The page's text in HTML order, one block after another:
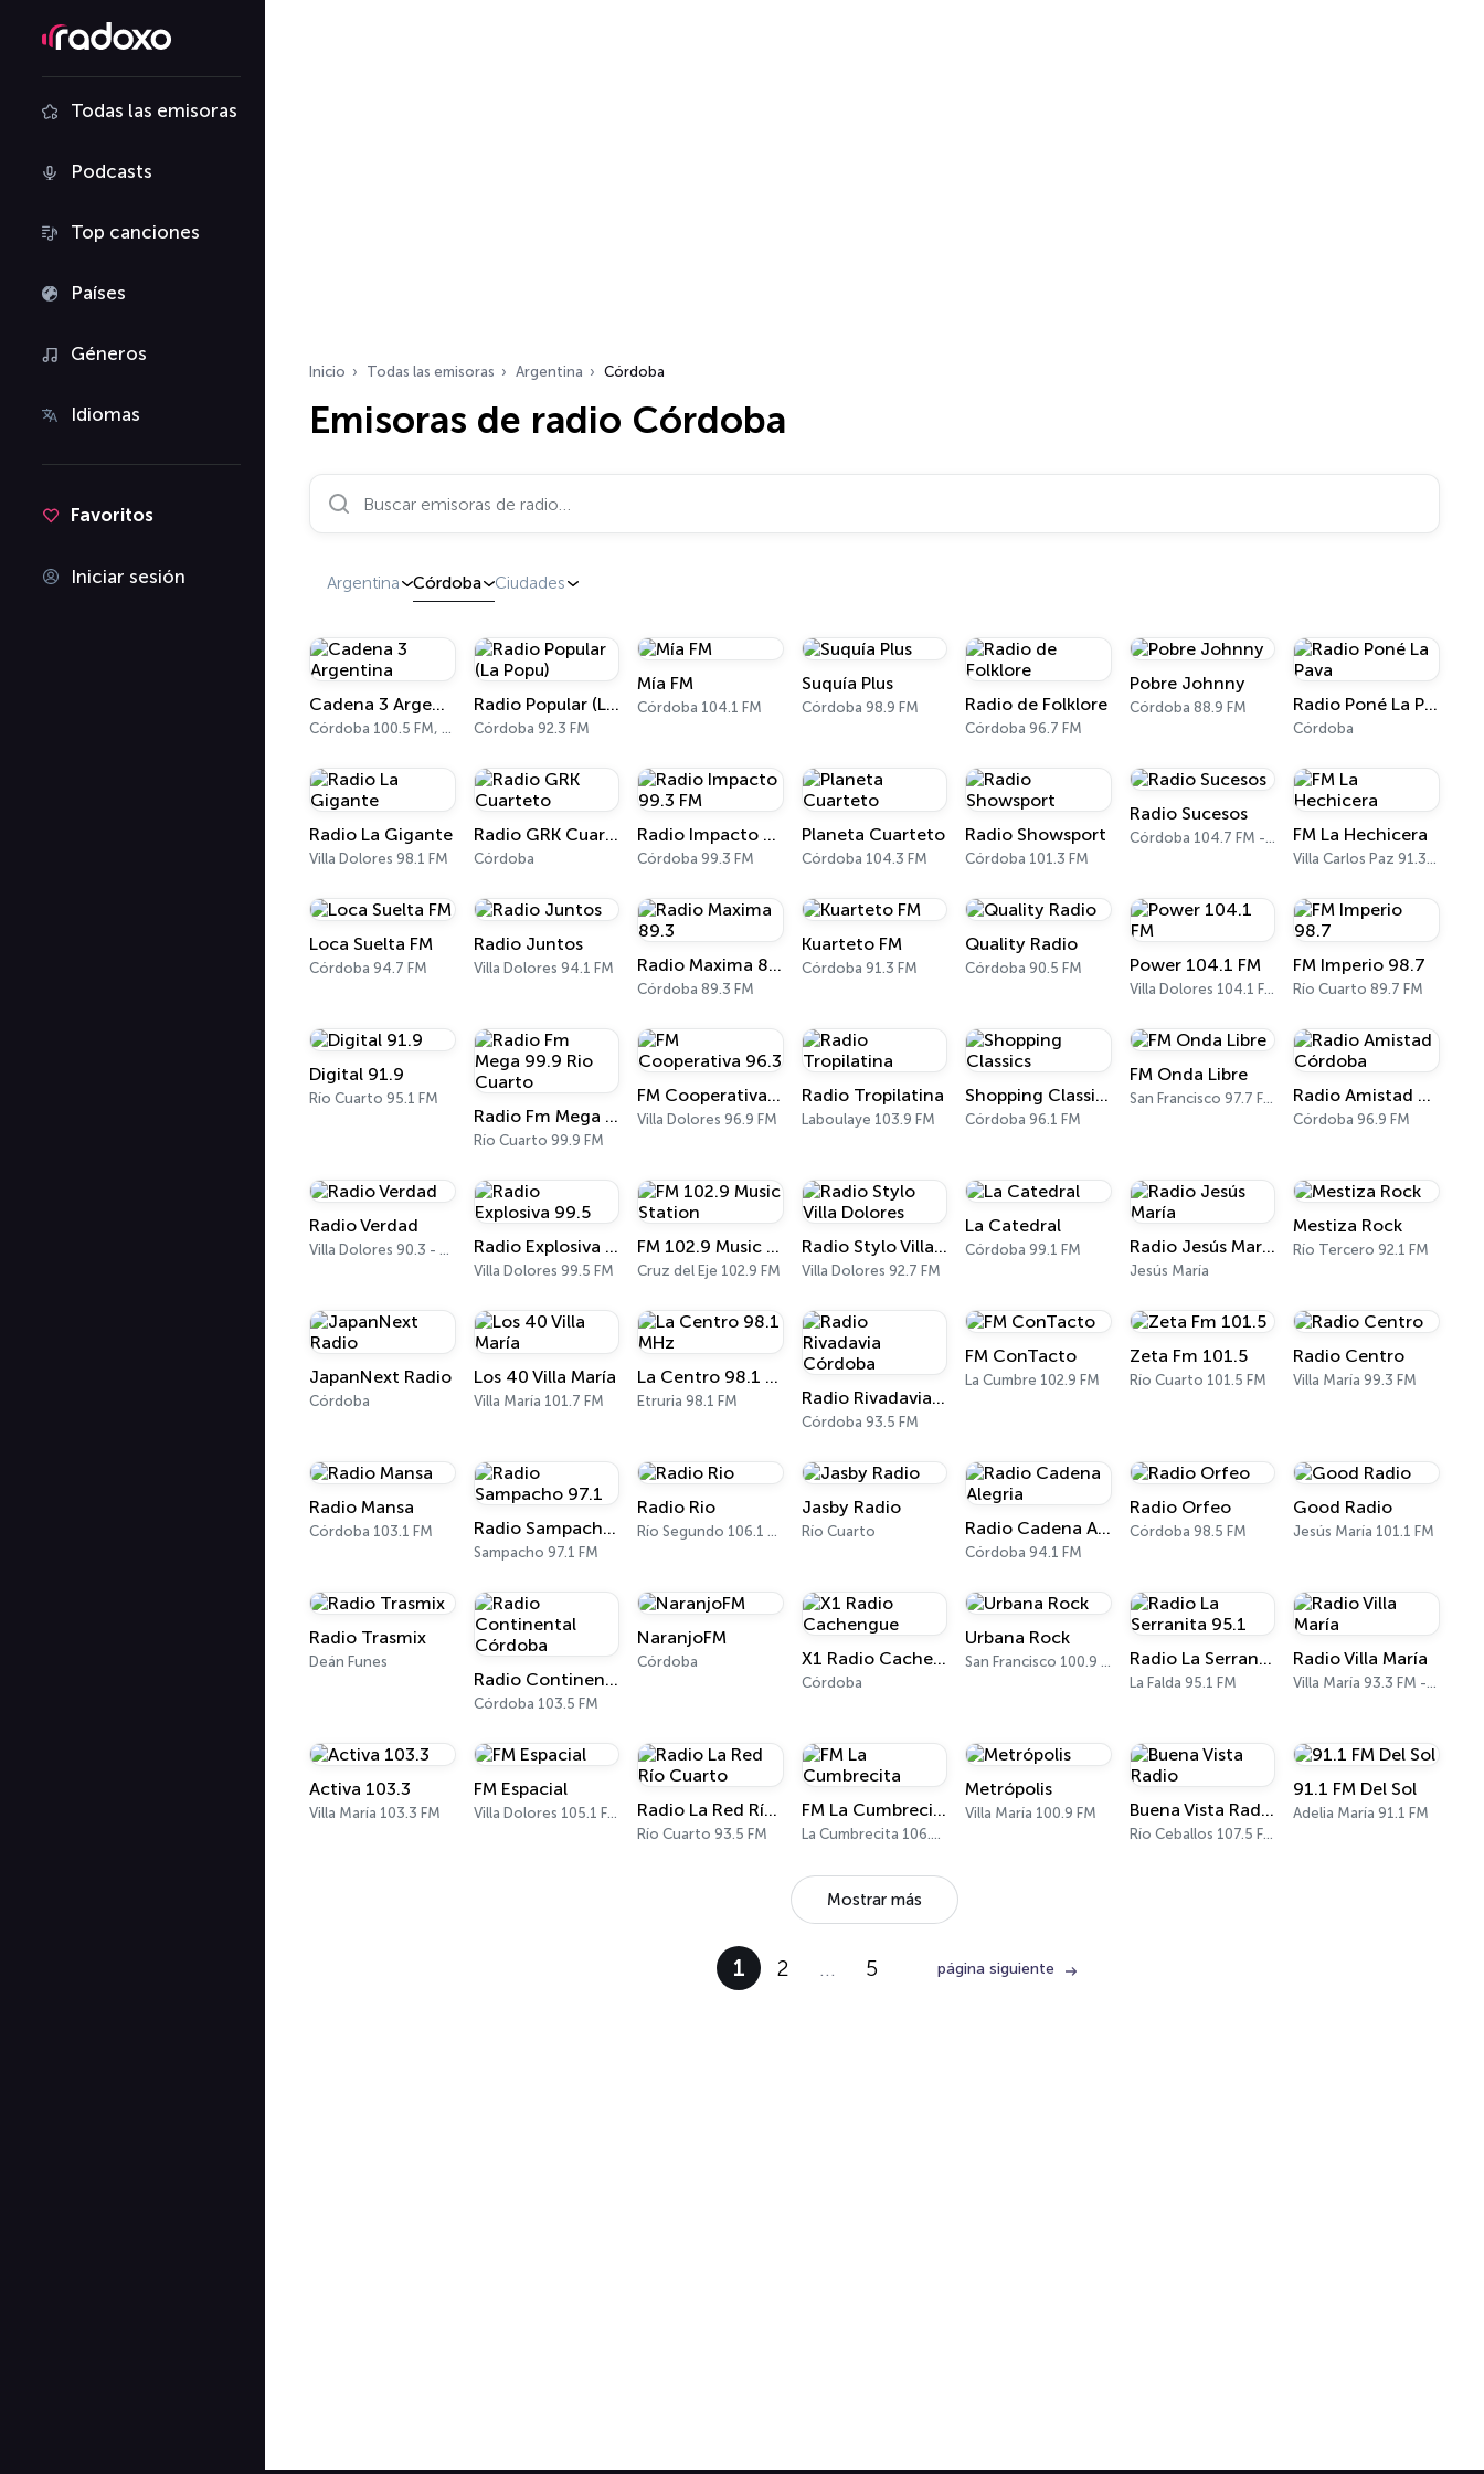
Todas las emisoras
Podcasts
Top canciones
Países
Géneros
Idiomas
Favoritos
Iniciar sesión
Inicio Todas las emisoras Argentina Córdoba
Emisoras de radio Córdoba
Buscar emisoras de radio…
Argentina Córdoba Ciudades
Cadena 3 Argentina
Córdoba 100.5 FM, 700 AM
Radio Popular (La Popu)
Córdoba 92.3 FM
Mía FM
Córdoba 104.1 FM
Suquía Plus
Córdoba 98.9 FM Radio de Folklore
Córdoba 96.7 FM
Pobre Johnny
Córdoba 88.9 FM Radio Poné La Pava
Córdoba
Radio La Gigante
Villa Dolores 98.1 FM
Radio GRK Cuarteto
Córdoba
Radio Impacto 99.3 FM
Córdoba 99.3 FM
Planeta Cuarteto
Córdoba 104.3 FM
Radio Showsport
Córdoba 101.3 FM
Radio Sucesos
Córdoba 104.7 FM - 1350 AM FM La Hechicera
Villa Carlos Paz 91.3 FM
Loca Suelta FM
Córdoba 94.7 FM
Radio Juntos
Villa Dolores 94.1 FM Radio Maxima 89.3
Córdoba 89.3 FM
Kuarteto FM
Córdoba 91.3 FM
Quality Radio
Córdoba 90.5 FM Power 104.1 FM
Villa Dolores 104.1 FM
FM Imperio 98.7
Río Cuarto 89.7 FM
Digital 91.9
Río Cuarto 95.1 FM
Radio Fm Mega 99.9 Rio Cuarto
Río Cuarto 99.9 FM
FM Cooperativa 96.3
Villa Dolores 96.9 FM
Radio Tropilatina
Laboulaye 103.9 FM
Shopping Classics
Córdoba 96.1 FM
FM Onda Libre
San Francisco 97.7 FM Radio Amistad Córdoba
Córdoba 96.9 FM
Radio Verdad
Villa Dolores 90.3 - 98.5 FM Radio Explosiva 99.5
Villa Dolores 99.5 FM
FM 102.9 Music Station
Cruz del Eje 102.9 FM
Radio Stylo Villa Dolores
Villa Dolores 92.7 FM
La Catedral
Córdoba 99.1 FM Radio Jesús María
Jesús María
Mestiza Rock
Río Tercero 92.1 FM
JapanNext Radio
Córdoba
Los 40 Villa María
Villa María 101.7 FM
La Centro 98.1 MHz
Etruria 98.1 FM Radio Rivadavia Córdoba
Córdoba 93.5 FM
FM ConTacto
La Cumbre 102.9 FM
Zeta Fm 101.5
Río Cuarto 101.5 FM
Radio Centro
Villa María 99.3 FM
Radio Mansa
Córdoba 103.1 FM Radio Sampacho 97.1
Sampacho 97.1 FM
Radio Rio
Río Segundo 106.1 FM
Jasby Radio
Río Cuarto Radio Cadena Alegria
Córdoba 94.1 FM
Radio Orfeo
Córdoba 98.5 FM
Good Radio
Jesús María 101.1 FM
Radio Trasmix
Deán Funes
Radio Continental Córdoba
Córdoba 103.5 FM
NaranjoFM
Córdoba X1 Radio Cachengue
Córdoba
Urbana Rock
San Francisco 100.9 FM Radio La Serranita 95.1
La Falda 95.1 FM
Radio Villa María
Villa María 93.3 FM - 930 AM
Activa 103.3
Villa María 103.3 FM
FM Espacial
Villa Dolores 105.1 FM Radio La Red Río Cuarto
Río Cuarto 93.5 FM
FM La Cumbrecita
La Cumbrecita 106.5 FM
Metrópolis
Villa María 100.9 FM Buena Vista Radio
Río Ceballos 107.5 FM
91.1 FM Del Sol
Adelia María 91.1 FM
Mostrar más
1 2 … 5 página siguiente